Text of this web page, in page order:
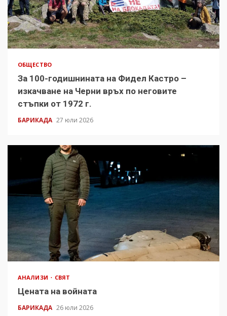
ОБЩЕСТВО
За 100-годишнината на Фидел Кастро –
изкачване на Черни връх по неговите
стъпки от 1972 г.
БАРИКАДА 27 юли 2026
АНАЛИЗИ СВЯТ
Цената на войната
БАРИКАДА 26 юли 2026